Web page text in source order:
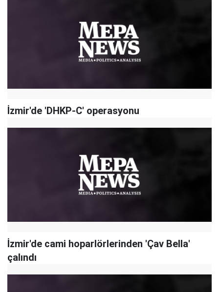
İzmir'de 'DHKP-C' operasyonu
İzmir'de cami hoparlörlerinden 'Çav Bella'
çalındı